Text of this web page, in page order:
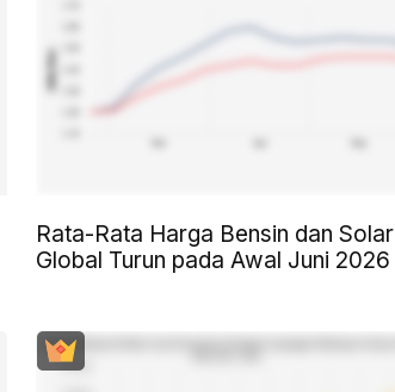
Rata-Rata Harga Bensin dan Solar
Global Turun pada Awal Juni 2026